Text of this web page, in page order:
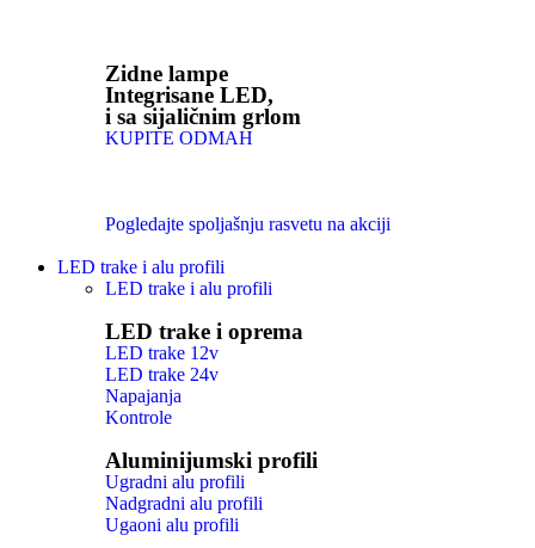
Zidne lampe
Integrisane LED,
i sa sijaličnim grlom
KUPITE ODMAH
Pogledajte spoljašnju rasvetu na akciji
LED trake i alu profili
LED trake i alu profili
LED trake i oprema
LED trake 12v
LED trake 24v
Napajanja
Kontrole
Aluminijumski profili
Ugradni alu profili
Nadgradni alu profili
Ugaoni alu profili